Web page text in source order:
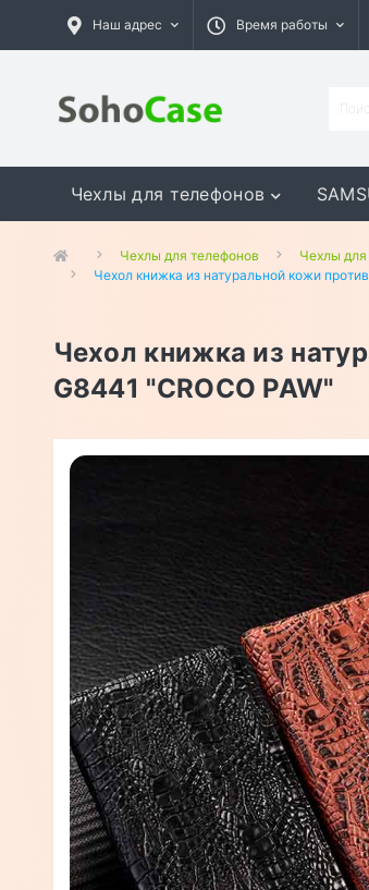
Наш адрес Время работы
Чехлы для телефонов
GOOGLE MEIZU ASUS
Чехлы для телефонов Чехлы для
Чехол книжка из натуральной кожи
Чехол книжка из
G8441 "CROCO PAW"